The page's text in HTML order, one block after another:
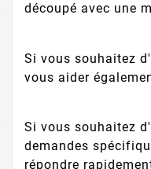
découpé avec une
Si vous souhaitez
vous aider
Si vous souhaitez
demandes
répondre